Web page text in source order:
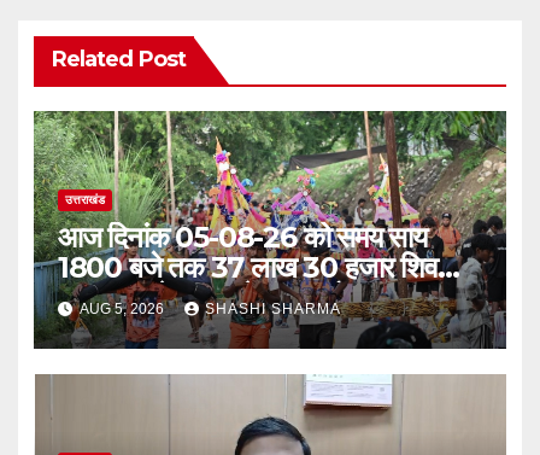
Related Post
उत्तराखंड
आज दिनांक 05-08-26 को समय साय
1800 बजे तक 37 लाख 30 हजार शिव
भक्त जल लेकर अपने गंतव्य को प्रस्थान कर
चुके
AUG 5, 2026 SHASHI SHARMA